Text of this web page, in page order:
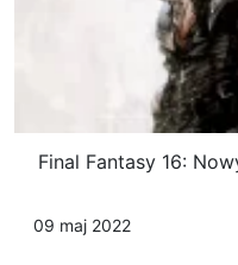
Final Fantasy 16:
09 maj 2022